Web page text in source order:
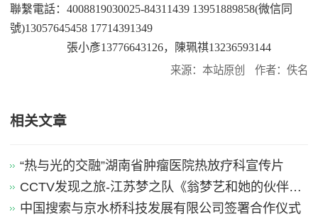
聯繫電話： 4008819030025-84311439 13951889858(微信同
號)13057645458 17714391349
張小彥13776643126，陳珮祺13236593144
来源：本站原创
作者：佚名
相关文章
“热与光的交融”湖南省肿瘤医院热放疗科宣传片
CCTV发现之旅-江苏梦之队《翁梦艺和她的伙伴
们》
中国搜索与京水桥科技发展有限公司签署合作仪式